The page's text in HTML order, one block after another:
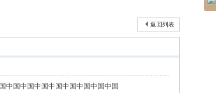
返回列表
中国中国中国中国中国中国中国中国